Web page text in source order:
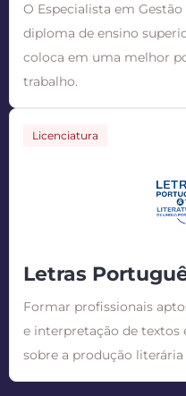
O Especialista em
diploma de ensino
coloca em uma melhor
trabalho.
Licenciatura
Letras
Formar profissionais
e interpretação de
sobre a produção